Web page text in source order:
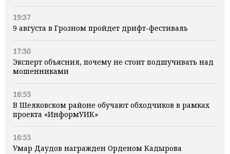
19:37
9 августа в Грозном пройдет дрифт-фестиваль
17:30
Эксперт объяснил, почему не стоит подшучивать над
мошенниками
16:55
В Шелковском районе обучают обходчиков в рамках
проекта «ИнформУИК»
16:55
Умар Даудов награжден Орденом Кадырова